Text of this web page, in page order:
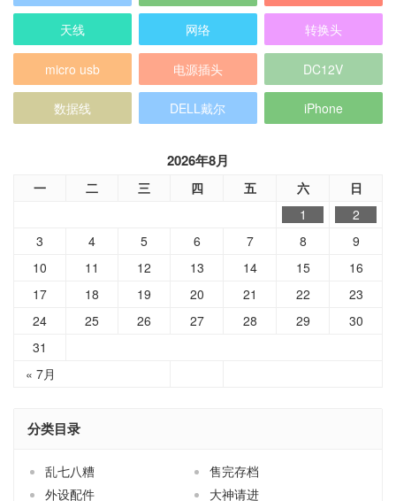
天线 网络 转换头
micro usb 电源插头 DC12V
数据线 DELL戴尔 iPhone
2026年8月
一 二 三 四 五 六 日
« 7月
1
2
3
4 5 6 7 8
9
10
11 12 13 14 15
16
17
18 19 20 21 22
23
24
25 26 27 28 29
30
31
分类目录
乱七八糟
售完存档
外设配件
大神请进